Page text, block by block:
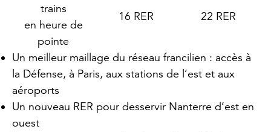
trains
en heure de
pointe
16 RER 22 RER
Un meilleur maillage du réseau francilien : accès à
la Défense, à Paris, aux stations de l’est et aux
aéroports
Un nouveau RER pour desservir Nanterre d’est en
ouest